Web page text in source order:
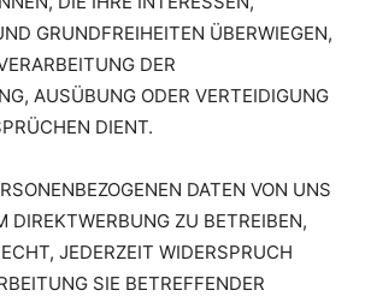
GRUNDFREIHEITEN ÜBERWIEGEN,
DER
AUSÜBUNG ODER VERTEIDIGUNG
DIENT.
DATEN VON UNS
DIREKTWERBUNG ZU BETREIBEN,
JEDERZEIT WIDERSPRUCH
SIE BETREFFENDER